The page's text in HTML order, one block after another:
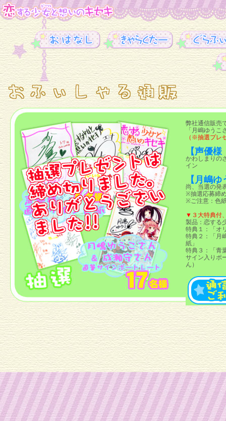
弊社通信販売
「月嶋ゆう
（※抽選プレ
【声優
かわしまりの
イン
【月嶋
尚、当選の発
※抽選応募締
※ご注意：色
▼３大特典付
製品：恋する
特典１：「オ
特典２：「月
紙」
特典３：「青
サイン入りポ
ん）